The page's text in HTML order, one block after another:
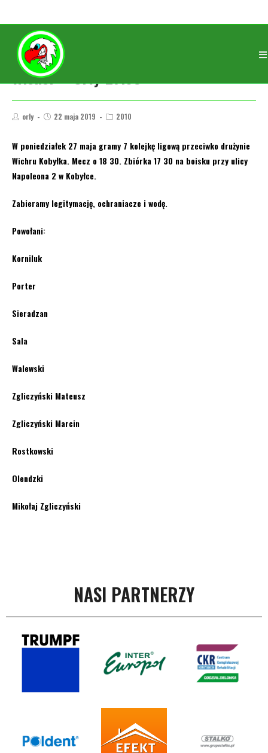
Wicher – Orły 27.05
orly 22 maja 2019 2010
W poniedziałek 27 maja gramy 7 kolejkę ligową przeciwko drużynie
Wichru Kobyłka. Mecz o 18 30. Zbiórka 17 30 na boisku przy ulicy
Napoleona 2 w Kobyłce.
Zabieramy legitymację, ochraniacze i wodę.
Powołani:
Korniluk
Porter
Sieradzan
Sala
Walewski
Zgliczyński Mateusz
Zgliczyński Marcin
Rostkowski
Olendzki
Mikołaj Zgliczyński
NASI PARTNERZY